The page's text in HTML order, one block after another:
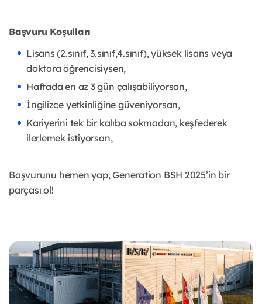
Başvuru Koşulları
Lisans (2.sınıf, 3.sınıf,4.sınıf), yüksek lisans veya
doktora öğrencisiysen,
Haftada en az 3 gün çalışabiliyorsan,
İngilizce yetkinliğine güveniyorsan,
Kariyerini tek bir kalıba sokmadan, keşfederek
ilerlemek istiyorsan,
Başvurunu hemen yap, Generation BSH 2025’in bir
parçası ol!